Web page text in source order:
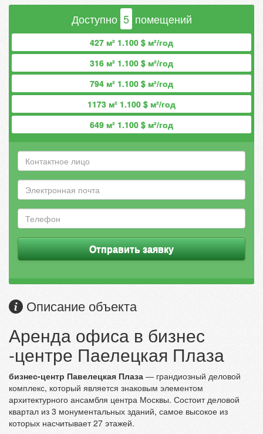
Доступно 5 помещений
427 м² 1.100 $ м²/год
316 м² 1.100 $ м²/год
794 м² 1.100 $ м²/год
1173 м² 1.100 $ м²/год
649 м² 1.100 $ м²/год
Отправить заявку
Описание объекта
Аренда офиса в бизнес
-центре Паелецкая Плаза
бизнес-центр Павелецкая Плаза — грандиозный деловой
комплекс, который является знаковым элементом
архитектурного ансамбля центра Москвы. Состоит деловой
квартал из 3 монументальных зданий, самое высокое из
которых насчитывает 27 этажей.